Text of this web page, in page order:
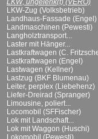
LKW, ungelenk(t) (VERO)
LKW-Zug (Volksbetrieb)
Landhaus-Fassade (Engel)
Landmaschinen (Pewesti)
Langholztransport...
Laster mit Hänger...
Lastkraftwagen (C.
Lastkraftwagen (Engel)
Lastwagen (Kellner)
Lastzug (BKF Blumenau)
Leiter, perplex (Liebehenz)
Liefer-Dreirad (Spranger)
Limousine, poliert...
Locomobil (SFFischer)
Lok mit Landschaft...
Lok mit Waggon (Huschi)
Lokomobil (Pewesti)